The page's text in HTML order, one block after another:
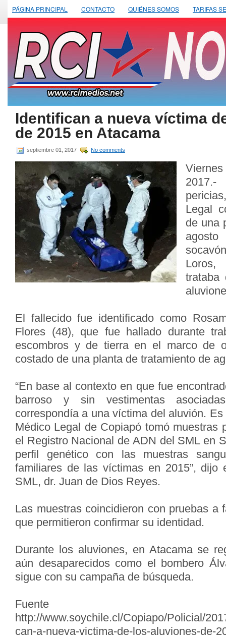
PÁGINA PRINCIPAL CONTACTO QUIÉNES SOMOS TARIFAS
Identifican a nueva víctima
de 2015 en Atacama
septiembre 01, 2017 No comments
Legal
de una
trataba
El fallecido fue identificado como
Flores (48), que fue hallado durante
escombros y de tierra en el marco de
costado de una planta de tratamiento de
“En base al contexto en que fue
barroso y sin vestimentas
correspondía a una víctima del aluvión.
Médico Legal de Copiapó tomó muestras
el Registro Nacional de ADN del SML en
perfil genético con las muestras
familiares de las víctimas en 2015”, dijo
SML, dr. Juan de Dios Reyes.
Las muestras coincidieron con pruebas a
que permitieron confirmar su identidad.
Durante los aluviones, en Atacama se
aún desaparecidos como el bombero
sigue con su campaña de búsqueda.
http://www.soychile.cl/Copiapo/Policial/
can-a-nueva-victima-de-los-aluviones-de-